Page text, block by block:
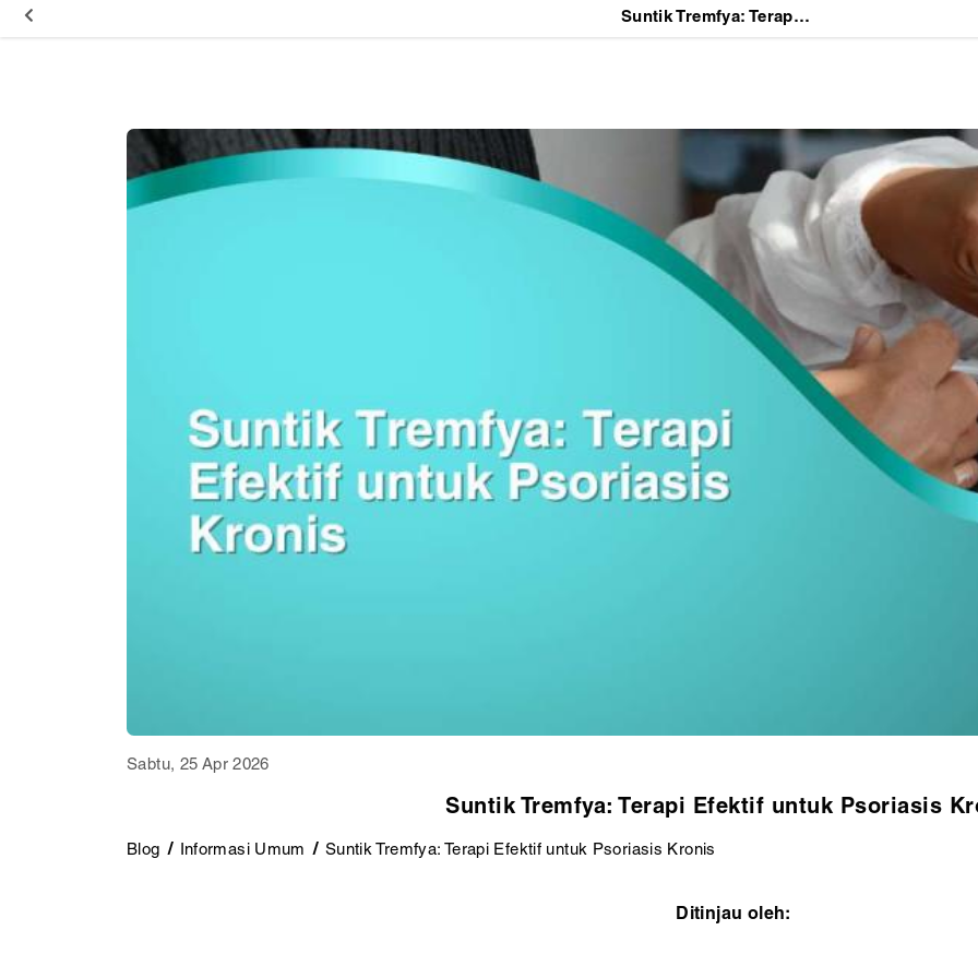
Suntik Tremfya: Terapi Efektif untuk Psoriasis Kronis
Sabtu, 25 Apr 2026
Suntik Tremfya: Terapi Efektif untuk Psoriasis
Blog Informasi Umum Suntik Tremfya: Terapi Efektif untuk Psoriasis Kronis
Ditinjau oleh: